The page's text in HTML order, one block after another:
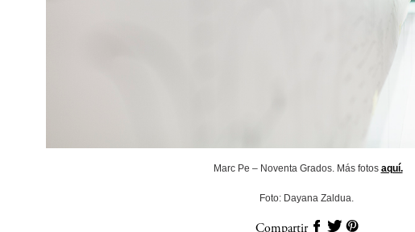
Marc Pe – Noventa Grados. Más fotos aquí.
Foto: Dayana Zaldua.
Compartir